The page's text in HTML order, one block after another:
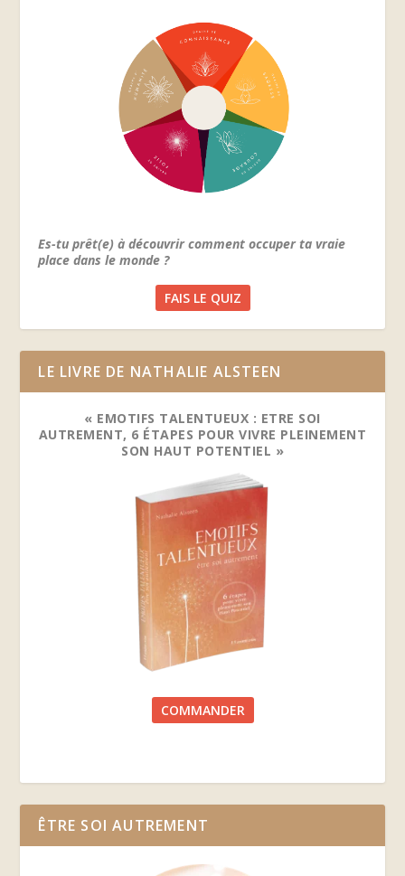
Es-tu prêt(e) à découvrir comment occuper ta vraie
place dans le monde ?
FAIS LE QUIZ
LE LIVRE DE NATHALIE ALSTEEN
« EMOTIFS TALENTUEUX : ETRE SOI
AUTREMENT, 6 ÉTAPES POUR VIVRE PLEINEMENT
SON HAUT POTENTIEL »
COMMANDER
ÊTRE SOI AUTREMENT